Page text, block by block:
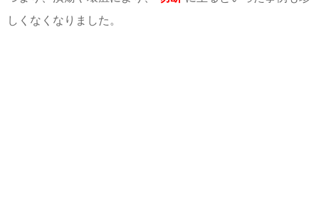
しくなくなりました。